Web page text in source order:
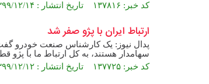
کد خبر: ۱۳۷۸۱۶ تاریخ انتشار : ۱۳۹۹/۱۲/۱۴
ارتباط ایران با پژو صفر شد
پدال نیوز: یک کارشناس صنعت خودرو
سهامدار هستند، به کل ارتباط ما با
کد خبر: ۱۳۷۷۲۵ تاریخ انتشار : ۱۳۹۹/۱۲/۱۲